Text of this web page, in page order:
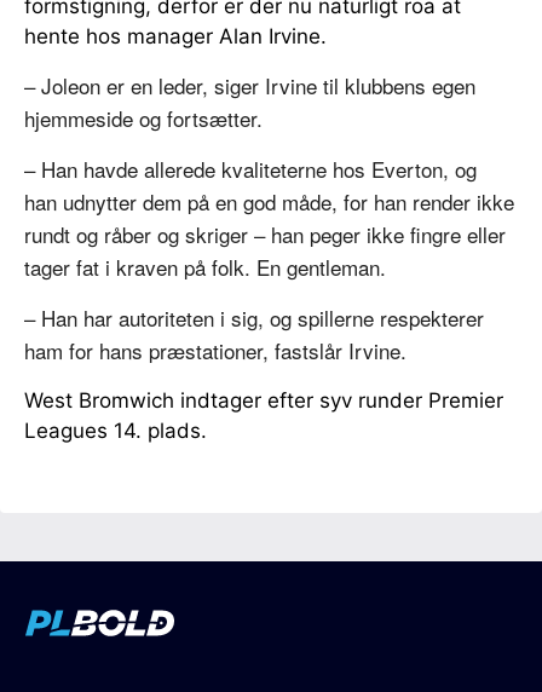
formstigning, derfor er der nu naturligt roa at
hente hos manager Alan Irvine.
– Joleon er en leder, siger Irvine til klubbens egen
hjemmeside og fortsætter.
– Han havde allerede kvaliteterne hos Everton, og
han udnytter dem på en god måde, for han render ikke
rundt og råber og skriger – han peger ikke fingre eller
tager fat i kraven på folk. En gentleman.
– Han har autoriteten i sig, og spillerne respekterer
ham for hans præstationer, fastslår Irvine.
West Bromwich indtager efter syv runder Premier
Leagues 14. plads.